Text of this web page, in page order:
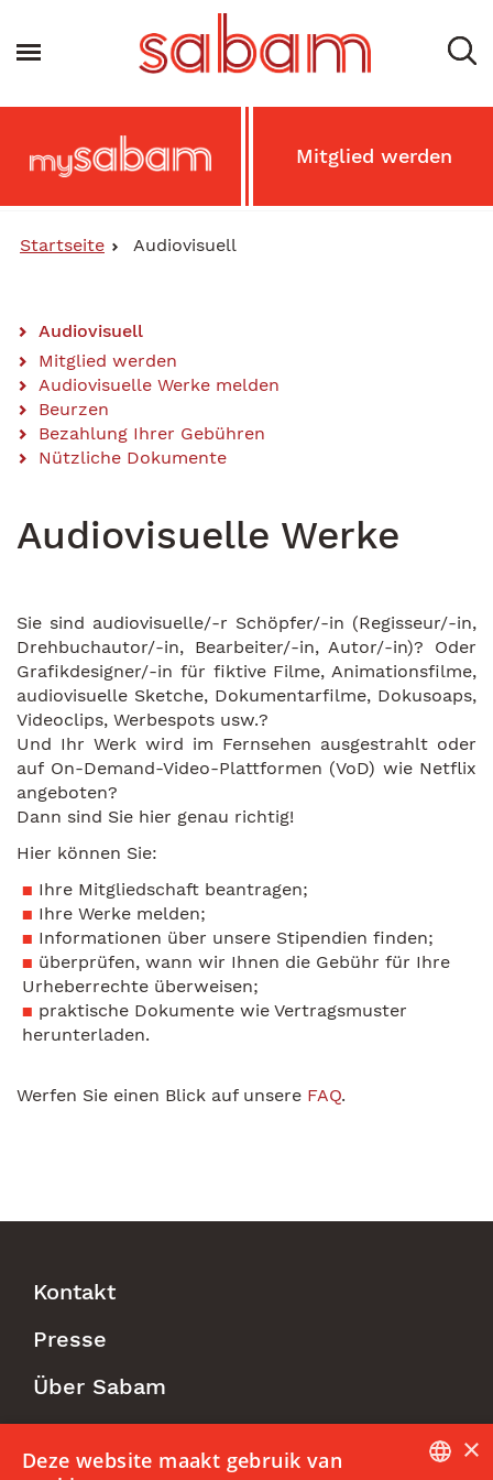
Inhalt
Main
Secondary
Menu
MySabam Mitglied werden
Toggle navigation
Startseite Audiovisuell
Main
Content
Menu
Audiovisuell
Mitglied werden
Audiovisuelle Werke melden
Beurzen
Bezahlung Ihrer Gebühren
Nützliche Dokumente
Audiovisuelle Werke
Sie sind audiovisuelle/-r Schöpfer/-in (Regisseur/-in,
Drehbuchautor/-in, Bearbeiter/-in, Autor/-in)? Oder
Grafikdesigner/-in für fiktive Filme, Animationsfilme,
audiovisuelle Sketche, Dokumentarfilme, Dokusoaps,
Videoclips, Werbespots usw.?
Und Ihr Werk wird im Fernsehen ausgestrahlt oder
auf On-Demand-Video-Plattformen (VoD) wie Netflix
angeboten?
Dann sind Sie hier genau richtig!
Hier können Sie:
Ihre Mitgliedschaft beantragen;
Ihre Werke melden;
Informationen über unsere Stipendien finden;
überprüfen, wann wir Ihnen die Gebühr für Ihre
Urheberrechte überweisen;
praktische Dokumente wie Vertragsmuster
herunterladen.
Werfen Sie einen Blick auf unsere FAQ.
Footer
Menu
Kontakt
Presse
Über Sabam
Follow us ×
Deze website maakt gebruik van